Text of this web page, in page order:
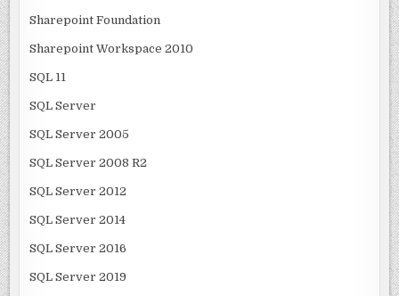
Sharepoint Foundation
Sharepoint Workspace 2010
SQL 11
SQL Server
SQL Server 2005
SQL Server 2008 R2
SQL Server 2012
SQL Server 2014
SQL Server 2016
SQL Server 2019